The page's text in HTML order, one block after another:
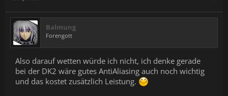
Balmung
Forengott
Also darauf wetten würde ich nicht, ich denke gerade
bei der DK2 wäre gutes AntiAliasing auch noch wichtig
und das kostet zusätzlich Leistung.